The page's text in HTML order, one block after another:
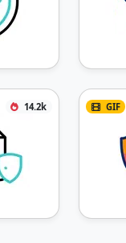
14.2k GIF